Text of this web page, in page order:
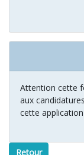
Attention cette
aux
cette application
Retour